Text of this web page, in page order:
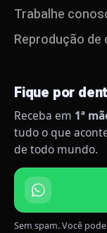
Trabalhe
Reprodução de
Fique por
Receba em 1ª
tudo o que
de todo mundo.
Sem spam. Você